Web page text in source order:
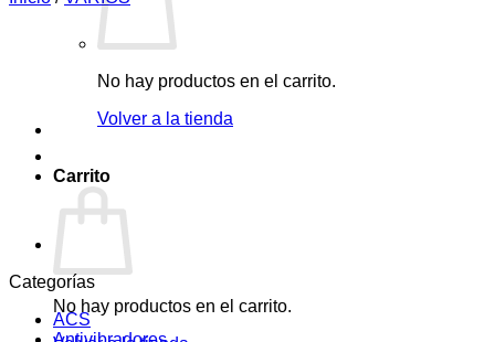
No hay productos en el carrito.
Volver a la tienda
Carrito
No hay productos en el carrito.
Categorías
ACS